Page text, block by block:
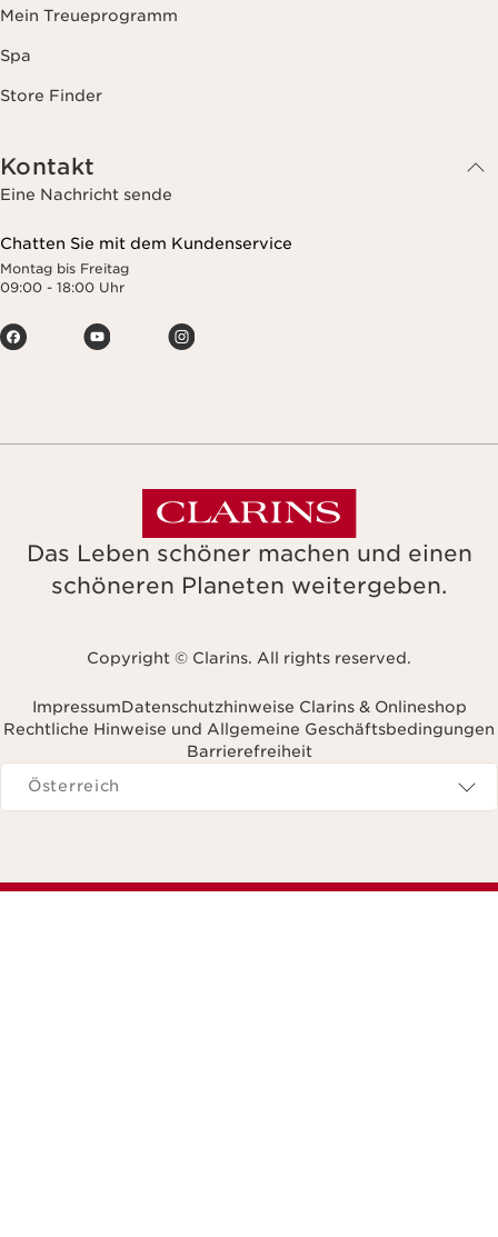
Mein Treueprogramm
Spa
Store Finder
Kontakt
Eine Nachricht sende
Chatten Sie mit dem Kundenservice
Montag bis Freitag
09:00 - 18:00 Uhr
Das Leben schöner machen und einen
schöneren Planeten weitergeben.
Copyright © Clarins. All rights reserved.
ImpressumDatenschutzhinweise Clarins & Onlineshop
Rechtliche Hinweise und Allgemeine Geschäftsbedingungen
Barrierefreiheit
Navigieren zu
Österreich